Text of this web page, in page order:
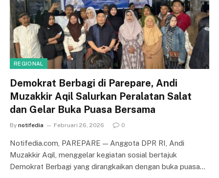
REGIONAL
Demokrat Berbagi di Parepare, Andi
Muzakkir Aqil Salurkan Peralatan Salat
dan Gelar Buka Puasa Bersama
By notifedia Februari 26, 2026 0
Notifedia.com, PAREPARE — Anggota DPR RI, Andi
Muzakkir Aqil, menggelar kegiatan sosial bertajuk
Demokrat Berbagi yang dirangkaikan dengan buka puasa…